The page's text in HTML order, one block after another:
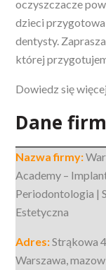
oczyszczacze
dzieci
dentysty.
której
Dowiedz się
Dane
Nazwa firmy:
Academy –
Periodontologia |
Estetyczna
Adres:Strąkowa
Warszawa,